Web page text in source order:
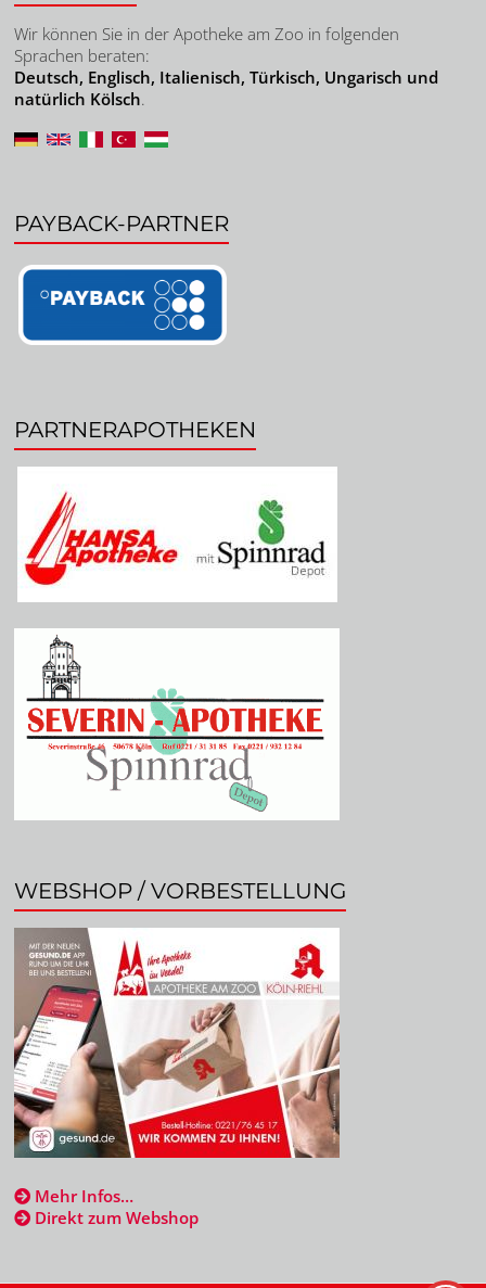
Wir können Sie in der Apotheke am Zoo in folgenden
Sprachen beraten:
Deutsch, Englisch, Italienisch, Türkisch, Ungarisch und
natürlich Kölsch.
PAYBACK-PARTNER
PARTNERAPOTHEKEN
WEBSHOP / VORBESTELLUNG
Mehr Infos…
Direkt zum Webshop